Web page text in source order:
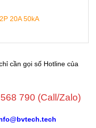
20A 50kA
cần gọi số Hotline của
790 (Call/Zalo)